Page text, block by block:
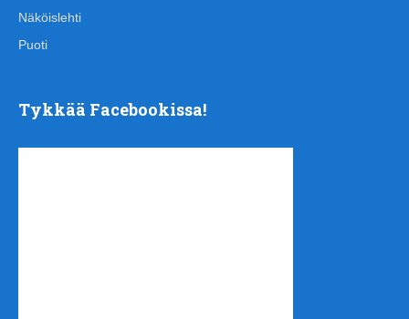
Näköislehti
Puoti
Tykkää Facebookissa!